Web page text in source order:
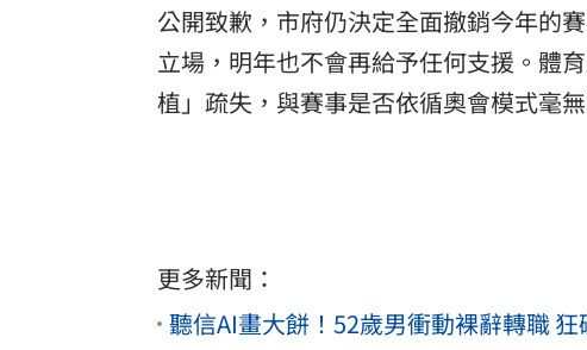
公開致歉，市府仍決定全面撤銷今年的
立場，明年也不會再給予任何支援。體
植」疏失，與賽事是否依循奧會模式毫無
更多新聞：
聽信AI畫大餅！52歲男衝動裸辭轉職